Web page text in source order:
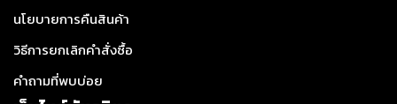
นโยบายการคืนสินค้า
วิธีการยกเลิกคำสั่งซื้อ
คำถามที่พบบ่อย